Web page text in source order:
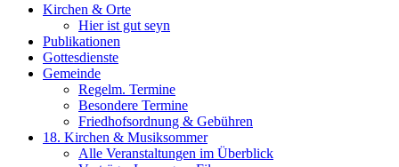
Kirchen & Orte
Hier ist gut seyn
Publikationen
Gottesdienste
Gemeinde
Regelm. Termine
Besondere Termine
Friedhofsordnung & Gebühren
18. Kirchen & Musiksommer
Alle Veranstaltungen im Überblick